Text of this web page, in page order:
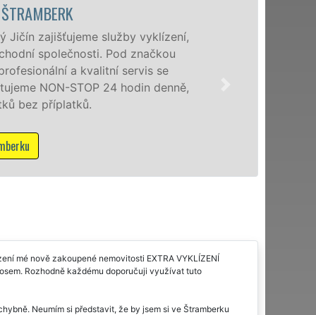
Společnost EXTRA VYKLÍZENÍ
poboček levné, přesto kvalitní a
Štramberku a okolí. Poskytujeme tuto
osobám se zárukou kvalitně odvedené
mé nově zakoupené nemovitosti EXTRA VYKLÍZENÍ
Rozhodně každému doporučuji využívat tuto
Neumím si představit, že by jsem si ve Štramberku